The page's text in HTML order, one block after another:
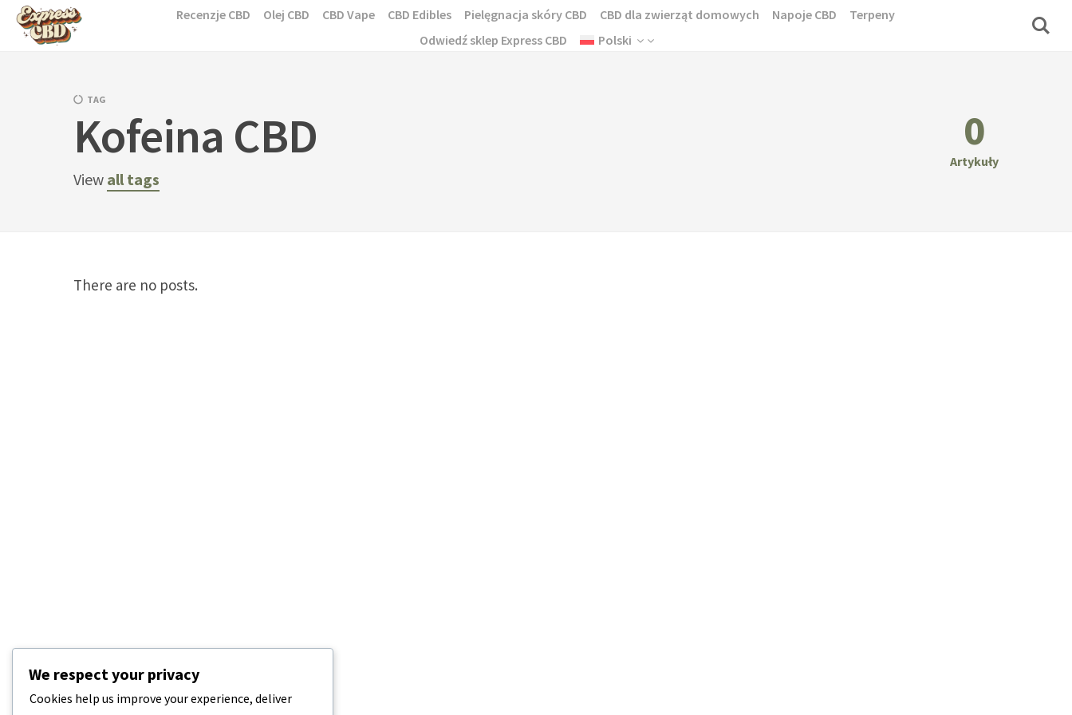
Skip
Recenzje CBD Olej CBD CBD Vape CBD Edibles Pielęgnacja skóry CBD CBD dla zwierząt domowych Napoje CBD
Terpeny
Odwiedź sklep Express CBD
Polski
TAG
Kofeina CBD
View all tags
0
Artykuły
There are no posts.
We respect your privacy
Cookies help us improve your experience, deliver